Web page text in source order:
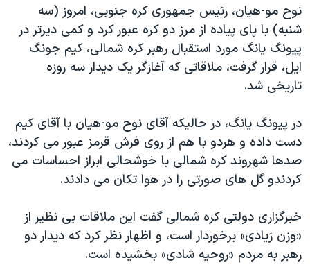
جهش
به
جستجو
ورزشی
گزیده‌ها
ویژه برنامه‌ها
ویدیوها
حقوق شهروندی
اقتصادی
علم و فناوری
اسرائیل در جنگ
گالری عکس
آرشیو پخش زنده
جام جهانی ۲۰۲۶
عملیات خشم حماسی
۲۵۰سالگی آمریکا
بایگانی برنامه‌های تلویزیونی
انتخابات ریاست جمهوری آمریکا ۲۰۲۴
حمله جمهوری اسلامی به اسرائیل
رمز مهسا
ورزش زنان در ایران
اعتراضات زن، زندگی، آزادی
مجموعه مستندهای دادخواهی
فرکانس‌های صدای آمریکا
پخش رادیویی
یادگیری زبان انگلیسی
نوح مو-هيان، رئيس جمهوری کره جنوبی، امروز (سه
شنبه) با پای پياده از مرز دو کره عبور کرد و کمی ديرتر در
پيونگ يانگ مورد استقبال رهبر کره شمالی، کيم جونگ
ايل، قرار گرفت، ملاقاتی که آغازگر يک ديدار سه روزه
تاريخی شد.
در پيونگ يانگ، در حاليکه آقای نوح مو-هيان با آقای کيم
دست داده و هردو با هم از روی فرش قرمز عبور می کردند،
صدها شهروند کره شمالی با خوشحالی ابراز احساسات می
کردندو گل های صورتی را در هوا تکان می دادند.
خبرگزاری دولتی کره شمالی گفت اين ملاقات بی نظير از
«وزن زيادی» برخوردار است، و اظهار نظر کرد که ديدار دو
رهبر به مردم «روحيه شادی» بخشيده است.